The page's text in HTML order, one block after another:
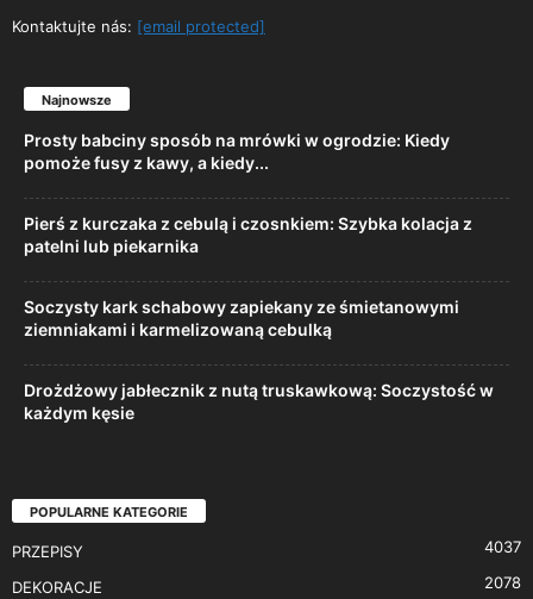
Kontaktujte nás: [email protected]
Najnowsze
Prosty babciny sposób na mrówki w ogrodzie: Kiedy
pomoże fusy z kawy, a kiedy...
Pierś z kurczaka z cebulą i czosnkiem: Szybka kolacja z
patelni lub piekarnika
Soczysty kark schabowy zapiekany ze śmietanowymi
ziemniakami i karmelizowaną cebulką
Drożdżowy jabłecznik z nutą truskawkową: Soczystość w
każdym kęsie
POPULARNE KATEGORIE
PRZEPISY 4037
DEKORACJE 2078